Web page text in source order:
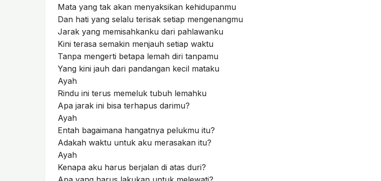
Mata yang tak akan menyaksikan kehidupanmu
Dan hati yang selalu terisak setiap mengenangmu
Jarak yang memisahkanku dari pahlawanku
Kini terasa semakin menjauh setiap waktu
Tanpa mengerti betapa lemah diri tanpamu
Yang kini jauh dari pandangan kecil mataku
Ayah
Rindu ini terus memeluk tubuh lemahku
Apa jarak ini bisa terhapus darimu?
Ayah
Entah bagaimana hangatnya pelukmu itu?
Adakah waktu untuk aku merasakan itu?
Ayah
Kenapa aku harus berjalan di atas duri?